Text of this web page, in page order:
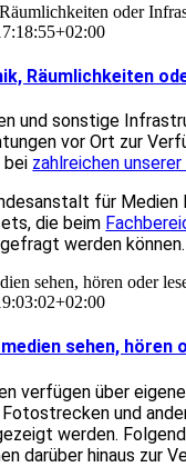
oder
Räumlichkeiten
und sonstige
vor Ort zur
bei zahlreichen
für Medien
die beim
werden können.
sehen, hören oder
sehen, hören
verfügen über
und
werden.
darüber hinaus zur